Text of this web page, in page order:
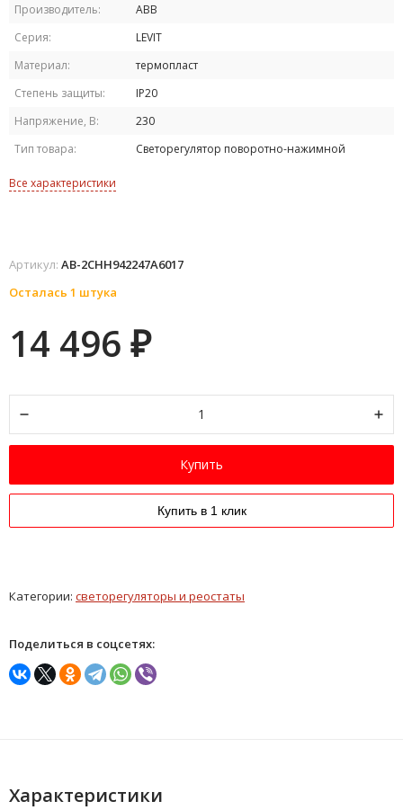
Производитель:
ABB
Серия:
LEVIT
Материал:
термопласт
Степень защиты:
IP20
Напряжение, В:
230
Тип товара:
Светорегулятор поворотно-нажимной
Все характеристики
Артикул: AB-2CHH942247A6017
Осталась 1 штука
14 496 ₽
Купить
Купить в 1 клик
Категории: светорегуляторы и реостаты
Поделиться в соцсетях:
Характеристики